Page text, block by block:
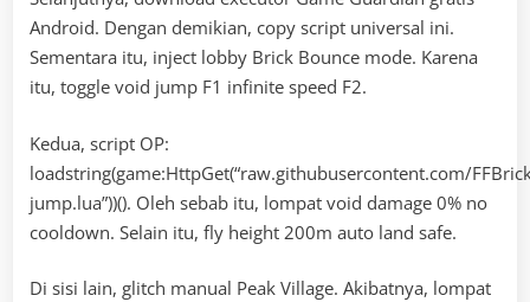
Android. Dengan demikian, copy script universal ini.
Sementara itu, inject lobby Brick Bounce mode. Karena
itu, toggle void jump F1 infinite speed F2.
Kedua, script OP:
loadstring(game:HttpGet(“raw.githubusercontent.com/
jump.lua”))(). Oleh sebab itu, lompat void damage 0% no
cooldown. Selain itu, fly height 200m auto land safe.
Di sisi lain, glitch manual Peak Village. Akibatnya, lompat